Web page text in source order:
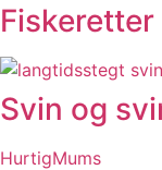
Fiskeretter
Svin og
HurtigMums